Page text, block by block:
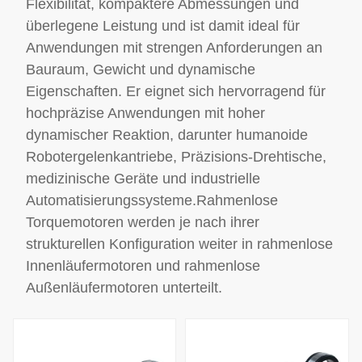
wichtigsten
Industriegebieten
landesweit, mit Vor-Ort-
Reaktionszeit innerhalb
von 48 Stunden.
wodurch es sich besser für
Anwendungen mit mittlerer
bis niedriger Last eignet.
Wir bieten
auch Anpassungsservices an,
die auf die spezifischen
Anforderungen der Kunden
zugeschnitten sind.
Mit Kernvorteilen
wie Hochgeschwindigkeitsleistung,
Stoßfestigkeit und
kompaktem
Leichtbaudesign ist das
Standard-
Planetengetriebe-
Gelenkmodul zur
bevorzugten Lösung für
Hochlastantriebe in
humanoiden Robotern,
Flexibilität, kompaktere Abmessungen und
überlegene Leistung und ist damit ideal für
Anwendungen mit strengen Anforderungen an
Bauraum, Gewicht und dynamische
Eigenschaften. Er eignet sich hervorragend für
hochpräzise Anwendungen mit hoher
dynamischer Reaktion, darunter humanoide
Robotergelenkantriebe, Präzisions-Drehtische,
medizinische Geräte und industrielle
Automatisierungssysteme.Rahmenlose
Torquemotoren werden je nach ihrer
strukturellen Konfiguration weiter in rahmenlose
Innenläufermotoren und rahmenlose
Außenläufermotoren unterteilt.